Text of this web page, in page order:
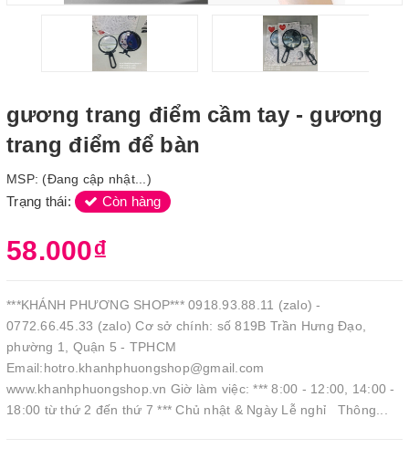
gương trang điểm cầm tay - gương
trang điểm để bàn
MSP: (Đang cập nhật...)
Trạng thái: Còn hàng
58.000₫
***KHÁNH PHƯƠNG SHOP*** 0918.93.88.11 (zalo) -
0772.66.45.33 (zalo) Cơ sở chính: số 819B Trần Hưng Đạo,
phường 1, Quận 5 - TPHCM
Email:hotro.khanhphuongshop@gmail.com
www.khanhphuongshop.vn Giờ làm việc: *** 8:00 - 12:00, 14:00 -
18:00 từ thứ 2 đến thứ 7 *** Chủ nhật & Ngày Lễ nghỉ Thông...